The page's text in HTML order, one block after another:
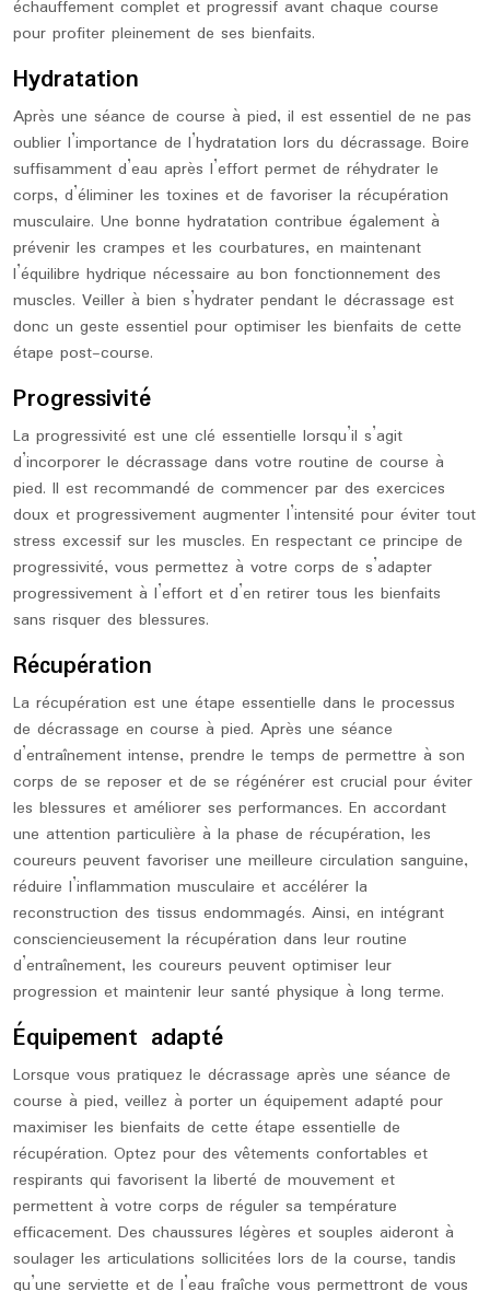
échauffement complet et progressif avant chaque course
pour profiter pleinement de ses bienfaits.
Hydratation
Après une séance de course à pied, il est essentiel de ne pas
oublier l’importance de l’hydratation lors du décrassage. Boire
suffisamment d’eau après l’effort permet de réhydrater le
corps, d’éliminer les toxines et de favoriser la récupération
musculaire. Une bonne hydratation contribue également à
prévenir les crampes et les courbatures, en maintenant
l’équilibre hydrique nécessaire au bon fonctionnement des
muscles. Veiller à bien s’hydrater pendant le décrassage est
donc un geste essentiel pour optimiser les bienfaits de cette
étape post-course.
Progressivité
La progressivité est une clé essentielle lorsqu’il s’agit
d’incorporer le décrassage dans votre routine de course à
pied. Il est recommandé de commencer par des exercices
doux et progressivement augmenter l’intensité pour éviter tout
stress excessif sur les muscles. En respectant ce principe de
progressivité, vous permettez à votre corps de s’adapter
progressivement à l’effort et d’en retirer tous les bienfaits
sans risquer des blessures.
Récupération
La récupération est une étape essentielle dans le processus
de décrassage en course à pied. Après une séance
d’entraînement intense, prendre le temps de permettre à son
corps de se reposer et de se régénérer est crucial pour éviter
les blessures et améliorer ses performances. En accordant
une attention particulière à la phase de récupération, les
coureurs peuvent favoriser une meilleure circulation sanguine,
réduire l’inflammation musculaire et accélérer la
reconstruction des tissus endommagés. Ainsi, en intégrant
consciencieusement la récupération dans leur routine
d’entraînement, les coureurs peuvent optimiser leur
progression et maintenir leur santé physique à long terme.
Équipement adapté
Lorsque vous pratiquez le décrassage après une séance de
course à pied, veillez à porter un équipement adapté pour
maximiser les bienfaits de cette étape essentielle de
récupération. Optez pour des vêtements confortables et
respirants qui favorisent la liberté de mouvement et
permettent à votre corps de réguler sa température
efficacement. Des chaussures légères et souples aideront à
soulager les articulations sollicitées lors de la course, tandis
qu’une serviette et de l’eau fraîche vous permettront de vous